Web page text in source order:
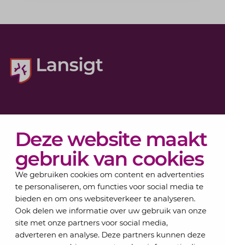
Deze website maakt
gebruik van cookies
We gebruiken cookies om content en advertenties
te personaliseren, om functies voor social media te
bieden en om ons websiteverkeer te analyseren.
Ook delen we informatie over uw gebruik van onze
site met onze partners voor social media,
adverteren en analyse. Deze partners kunnen deze
Actueel
Over Lansigt
Contact
Schrijf je in voor onze nieuwsbrief
Elke maand bundelen de adviseurs van Lansigt in
de eSigt het nieuws.